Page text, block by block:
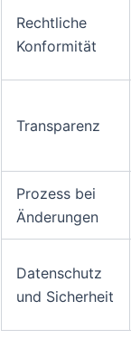
Rechtliche
Konformität
Transparenz
Prozess bei
Änderungen
Datenschutz
und Sicherheit